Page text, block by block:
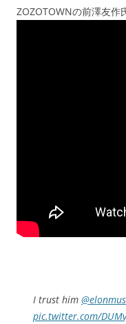
ZOZOTOWNの前澤友
I trust him
pic.twitter.com/